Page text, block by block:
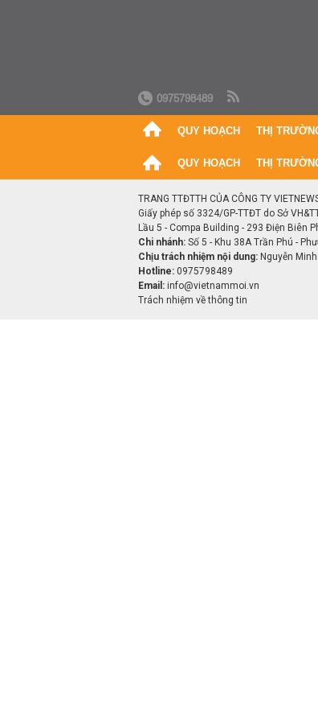
0975798489
QUY HOẠCH THỊ
QUY HOẠCH THỊ
TRANG TTĐTTH CỦA CÔNG TY
Giấy phép số 3324/GP-TTĐT do Sở
Lầu 5 - Compa Building - 293 Điện Biên
Chi nhánh: Số 5 - Khu 38A Trần Phú -
Chịu trách nhiệm nội dung: Nguyễn
Hotline: 0975798489
Email: info@vietnammoi.vn
Trách nhiệm về thông tin